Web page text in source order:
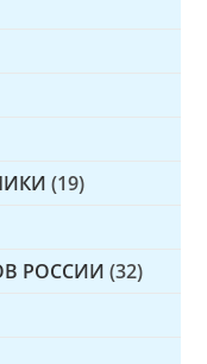
(19)
РОССИИ (32)